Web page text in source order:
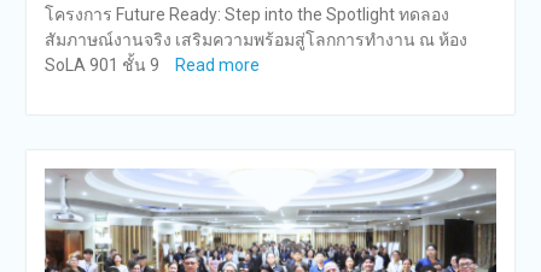
โครงการ Future Ready: Step into the Spotlight ทดลอง
สัมภาษณ์งานจริง เสริมความพร้อมสู่โลกการทำงาน ณ ห้อง
SoLA 901 ชั้น 9
Read more